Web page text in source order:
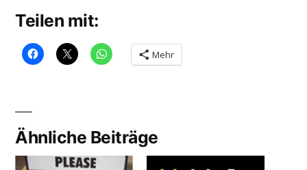
Teilen mit:
Mehr
Ähnliche Beiträge